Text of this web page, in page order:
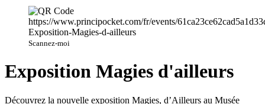
Scannez-moi
Exposition Magies d'ailleurs
Découvrez la nouvelle exposition Magies, d’Ailleurs au Musée